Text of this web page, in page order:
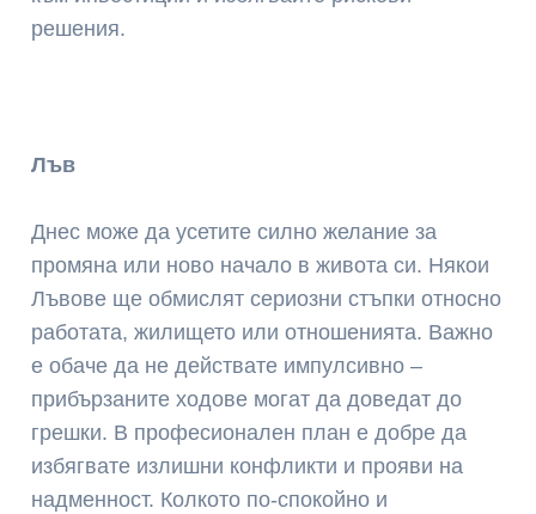
решения.
Лъв
Днес може да усетите силно желание за
промяна или ново начало в живота си. Някои
Лъвове ще обмислят сериозни стъпки относно
работата, жилището или отношенията. Важно
е обаче да не действате импулсивно –
прибързаните ходове могат да доведат до
грешки. В професионален план е добре да
избягвате излишни конфликти и прояви на
надменност. Колкото по-спокойно и